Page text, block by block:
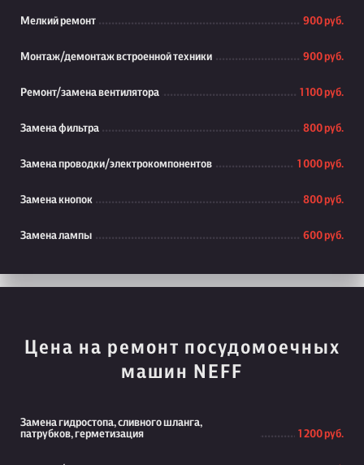
Мелкий ремонт 900 руб.
Монтаж/демонтаж встроенной техники 900 руб.
Ремонт/замена вентилятора 1 100 руб.
Замена фильтра 800 руб.
Замена проводки/электрокомпонентов 1 000 руб.
Замена кнопок 800 руб.
Замена лампы 600 руб.
Цена на ремонт посудомоечных
машин NEFF
Замена гидростопа, сливного шланга,
патрубков, герметизация
1 200 руб.